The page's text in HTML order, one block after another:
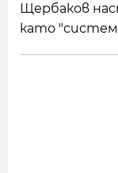
Щербаков
като